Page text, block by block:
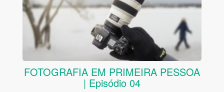
FOTOGRAFIA EM PRIMEIRA PESSOA
| Episódio 04